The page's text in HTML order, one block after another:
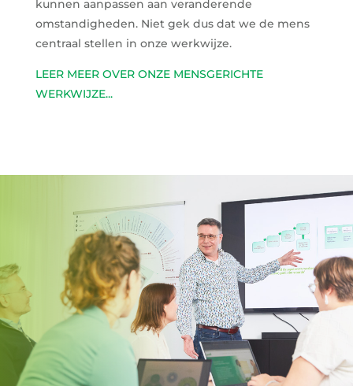
kunnen aanpassen aan veranderende
omstandigheden. Niet gek dus dat we de mens
centraal stellen in onze werkwijze.
LEER MEER OVER ONZE MENSGERICHTE
WERKWIJZE...